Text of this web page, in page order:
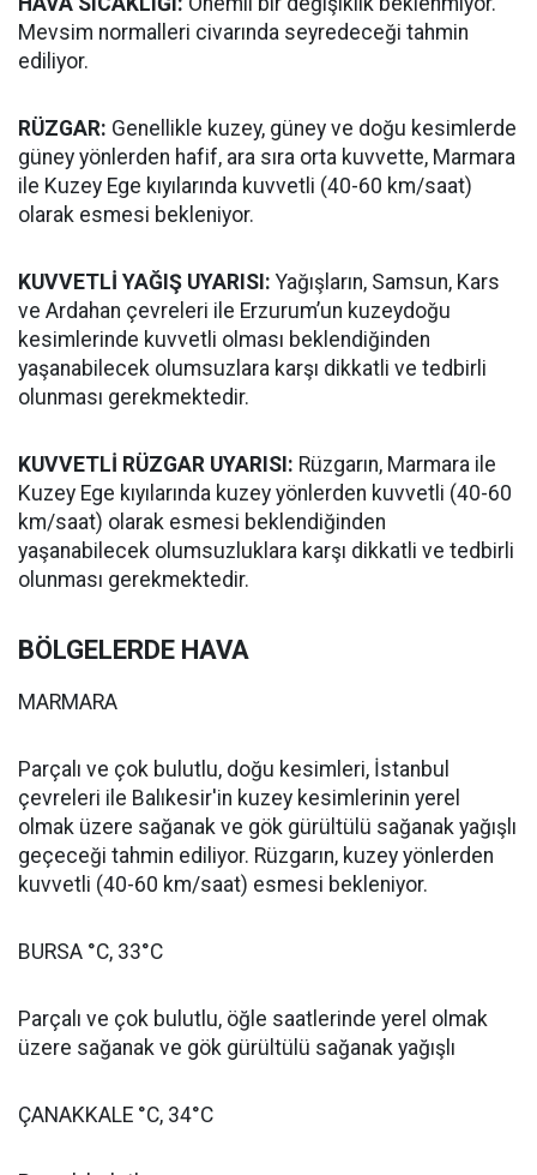
Mevsim normalleri civarında seyredeceği tahmin
ediliyor.
RÜZGAR: Genellikle kuzey, güney ve doğu kesimlerde
güney yönlerden hafif, ara sıra orta kuvvette, Marmara
ile Kuzey Ege kıyılarında kuvvetli (40-60 km/saat)
olarak esmesi bekleniyor.
KUVVETLİ YAĞIŞ UYARISI: Yağışların, Samsun, Kars
ve Ardahan çevreleri ile Erzurum’un kuzeydoğu
kesimlerinde kuvvetli olması beklendiğinden
yaşanabilecek olumsuzlara karşı dikkatli ve tedbirli
olunması gerekmektedir.
KUVVETLİ RÜZGAR UYARISI: Rüzgarın, Marmara ile
Kuzey Ege kıyılarında kuzey yönlerden kuvvetli (40-60
km/saat) olarak esmesi beklendiğinden
yaşanabilecek olumsuzluklara karşı dikkatli ve tedbirli
olunması gerekmektedir.
BÖLGELERDE HAVA
MARMARA
Parçalı ve çok bulutlu, doğu kesimleri, İstanbul
çevreleri ile Balıkesir'in kuzey kesimlerinin yerel
olmak üzere sağanak ve gök gürültülü sağanak yağışlı
geçeceği tahmin ediliyor. Rüzgarın, kuzey yönlerden
kuvvetli (40-60 km/saat) esmesi bekleniyor.
BURSA °C, 33°C
Parçalı ve çok bulutlu, öğle saatlerinde yerel olmak
üzere sağanak ve gök gürültülü sağanak yağışlı
ÇANAKKALE °C, 34°C